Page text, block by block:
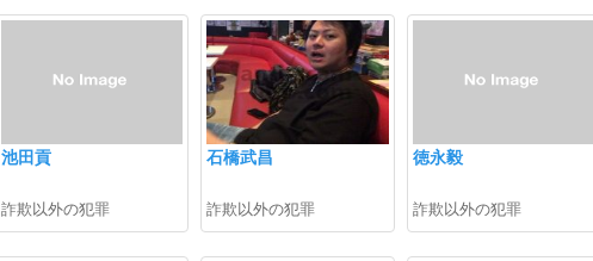
池田貢
詐欺以外の犯罪
石橋武昌
詐欺以外の犯罪
徳永毅
詐欺以外の犯罪